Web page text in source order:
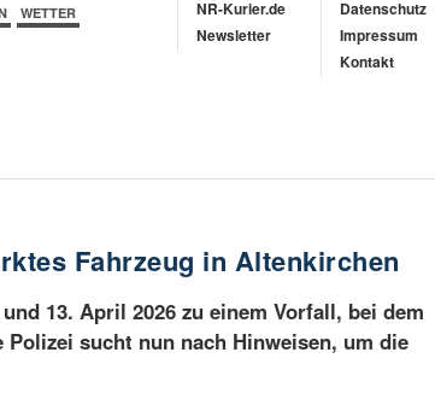
WETTER
NR-Kurier.de
Newsletter
Datenschutz
Impressum
Kontakt
Fahrzeug in Altenkirchen
13. April 2026 zu einem Vorfall, bei dem
sucht nun nach Hinweisen, um die